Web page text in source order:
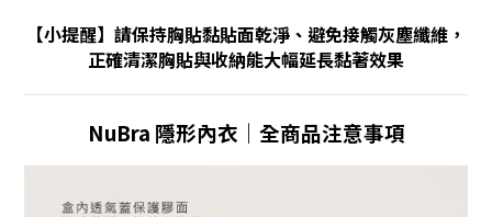
【小提醒】 請保持胸貼黏貼面乾淨、避免接觸灰塵纖維，
正確清潔胸貼與收納能大幅延長黏著效果
NuBra 隱形內衣｜全商品注意事項